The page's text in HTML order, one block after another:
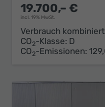
19.700,– €
incl. 19% MwSt.
Verbrauch
CO2-Klasse: D
CO2-Emissionen: